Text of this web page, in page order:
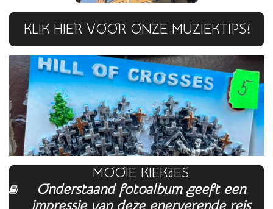
KLIK HIER VOOR ONZE MUZIEKTIPS!
MOOIE KIEKJES
Onderstaand fotoalbum geeft een
impressie van deze enerverende reis